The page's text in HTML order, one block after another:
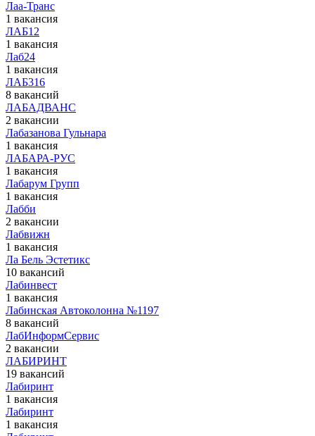
Лаа-Транс
1 вакансия
ЛАБ12
1 вакансия
Лаб24
1 вакансия
ЛАБ316
8 вакансий
ЛАБАДВАНС
2 вакансии
Лабазанова Гульнара
1 вакансия
ЛАБАРА-РУС
1 вакансия
Лабарум Групп
1 вакансия
Лабби
2 вакансии
Лабвижн
1 вакансия
Ла Бель Эстетикс
10 вакансий
Лабинвест
1 вакансия
Лабинская Автоколонна №1197
8 вакансий
ЛабИнформСервис
2 вакансии
ЛАБИРИНТ
19 вакансий
Лабиринт
1 вакансия
Лабиринт
1 вакансия